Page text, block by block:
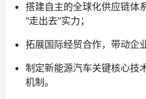
搭建自主的全球化供应链体
“走出去”实力；
拓展国际经贸合作，带动企
制定新能源汽车关键核心技
机制。